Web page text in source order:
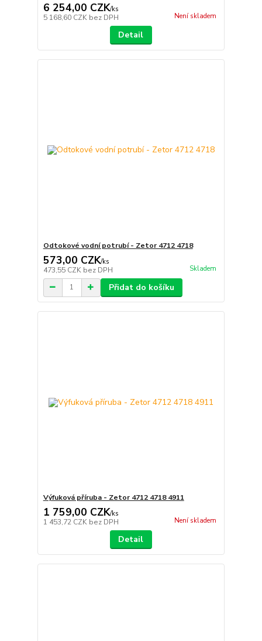
6 254,00 CZK/ks
5 168,60 CZK bez DPH Není skladem
Detail
Odtokové vodní potrubí - Zetor 4712 4718
573,00 CZK/ks
473,55 CZK bez DPH Skladem
Přidat do košíku
Výfuková příruba - Zetor 4712 4718 4911
1 759,00 CZK/ks
1 453,72 CZK bez DPH Není skladem
Detail